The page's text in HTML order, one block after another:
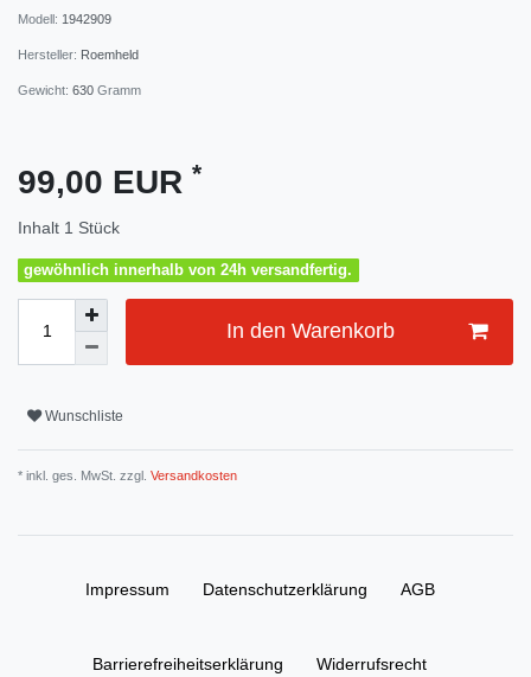
Modell: 1942909
Hersteller: Roemheld
Gewicht: 630 Gramm
99,00 EUR *
Inhalt 1 Stück
gewöhnlich innerhalb von 24h versandfertig.
In den Warenkorb
Wunschliste
* inkl. ges. MwSt. zzgl. Versandkosten
Impressum Daten­schutz­erklärung AGB
Barrierefreiheitserklärung Widerrufs­recht